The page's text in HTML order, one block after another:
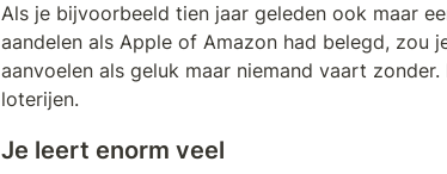
Als je bijvoorbeeld tien jaar geleden ook maar
aandelen als Apple of Amazon had belegd, zou
aanvoelen als geluk maar niemand vaart
loterijen.
Je leert enorm veel